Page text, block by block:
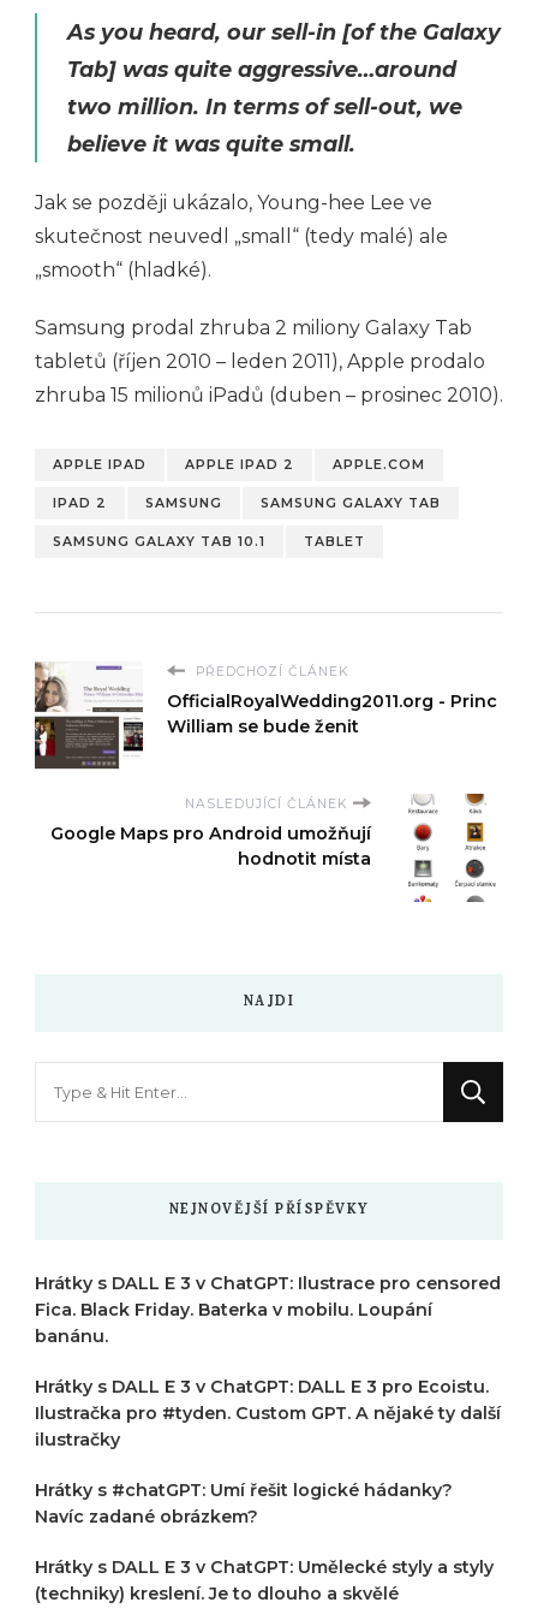
As you heard, our sell-in [of the Galaxy
Tab] was quite aggressive…around
two million. In terms of sell-out, we
believe it was quite small.
Jak se později ukázalo, Young-hee Lee ve
skutečnost neuvedl „small“ (tedy malé) ale
„smooth“ (hladké).
Samsung prodal zhruba 2 miliony Galaxy Tab
tabletů (říjen 2010 – leden 2011), Apple prodalo
zhruba 15 milionů iPadů (duben – prosinec 2010).
APPLE IPAD APPLE IPAD 2 APPLE.COM
IPAD 2 SAMSUNG SAMSUNG GALAXY TAB
SAMSUNG GALAXY TAB 10.1 TABLET
PŘEDCHOZÍ ČLÁNEK
OfficialRoyalWedding2011.org - Princ
William se bude ženit
NASLEDUJÍCÍ ČLÁNEK
Google Maps pro Android umožňují
hodnotit místa
NAJDI
NEJNOVĚJŠÍ PŘÍSPĚVKY
Hrátky s DALL E 3 v ChatGPT: Ilustrace pro censored
Fica. Black Friday. Baterka v mobilu. Loupání
banánu.
Hrátky s DALL E 3 v ChatGPT: DALL E 3 pro Ecoistu.
Ilustračka pro #tyden. Custom GPT. A nějaké ty další
ilustračky
Hrátky s #chatGPT: Umí řešit logické hádanky?
Navíc zadané obrázkem?
Hrátky s DALL E 3 v ChatGPT: Umělecké styly a styly
(techniky) kreslení. Je to dlouho a skvělé